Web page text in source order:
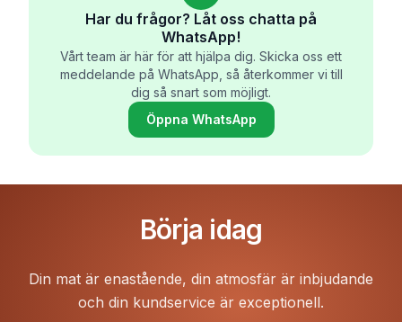
Har du frågor? Låt oss chatta på
WhatsApp!
Vårt team är här för att hjälpa dig. Skicka oss ett
meddelande på WhatsApp, så återkommer vi till
dig så snart som möjligt.
Öppna WhatsApp
Börja idag
Din mat är enastående, din atmosfär är inbjudande
och din kundservice är exceptionell.